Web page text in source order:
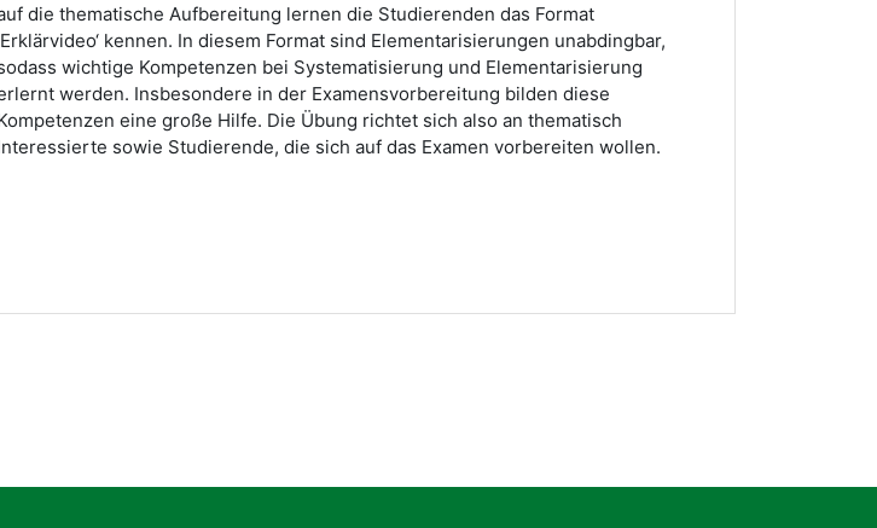
die thematische Aufbereitung lernen die Studierenden das Format
kennen. In diesem Format sind Elementarisierungen unabdingbar,
wichtige Kompetenzen bei Systematisierung und Elementarisierung
werden. Insbesondere in der Examensvorbereitung bilden diese
eine große Hilfe. Die Übung richtet sich also an thematisch
sowie Studierende, die sich auf das Examen vorbereiten wollen.